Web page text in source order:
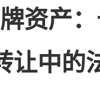
资产
让中的